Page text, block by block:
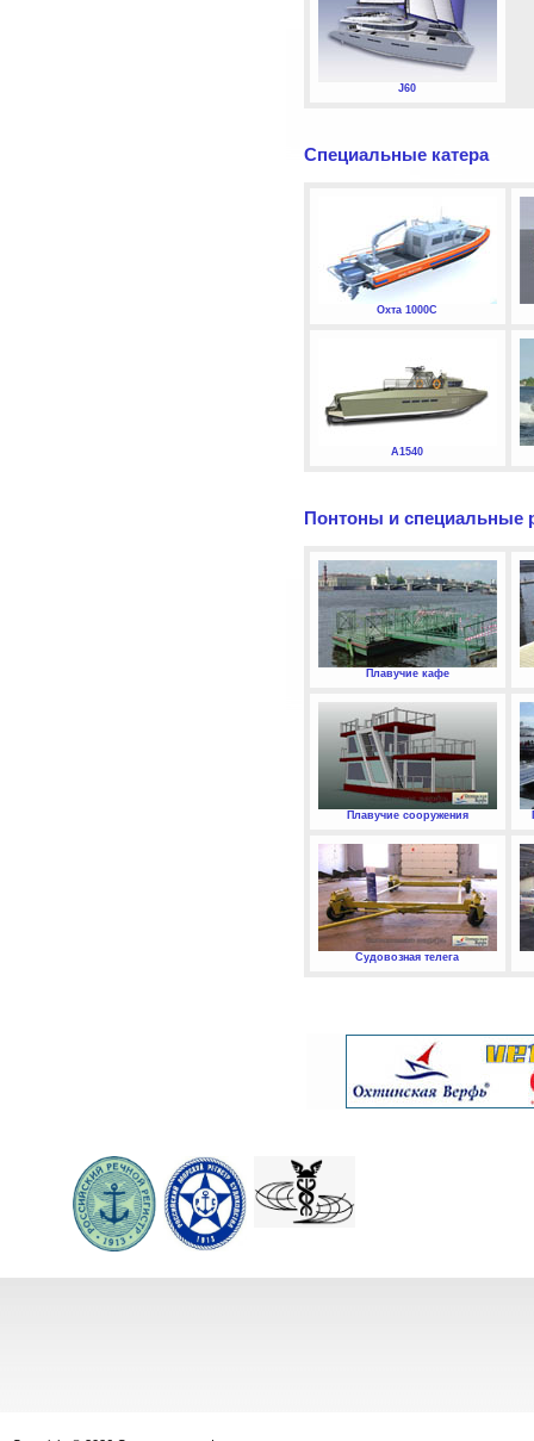
J60
Специальные катера
Охта 1000С
А1540
Понтоны и специальные
Плавучие кафе
Плавучие сооружения
Судовозная телега